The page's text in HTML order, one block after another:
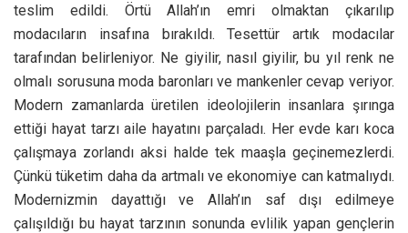
teslim edildi. Örtü Allah’ın emri olmaktan çıkarılıp
modacıların insafına bırakıldı. Tesettür artık modacılar
tarafından belirleniyor. Ne giyilir, nasıl giyilir, bu yıl renk ne
olmalı sorusuna moda baronları ve mankenler cevap veriyor.
Modern zamanlarda üretilen ideolojilerin insanlara şırınga
ettiği hayat tarzı aile hayatını parçaladı. Her evde karı koca
çalışmaya zorlandı aksi halde tek maaşla geçinemezlerdi.
Çünkü tüketim daha da artmalı ve ekonomiye can katmalıydı.
Modernizmin dayattığı ve Allah’ın saf dışı edilmeye
çalışıldığı bu hayat tarzının sonunda evlilik yapan gençlerin